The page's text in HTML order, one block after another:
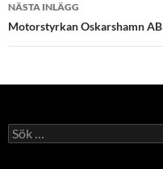
NÄSTA INLÄGG
Motorstyrkan Oskarshamn AB
Sök
efter: